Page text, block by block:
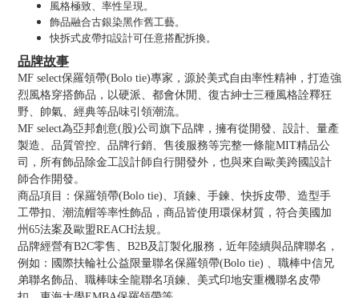
風格極致、率性呈現。
飾品融合古銀染黑作舊工藝。
快拆式皮帶扣設計可任意搭配拆換。
品牌故事
MF select保羅領帶(Bolo tie)專家，源於美式自由率性精神，打造強
烈風格穿搭飾品，以硬派、都會休閒、復古紳士三種風格詮釋狂
野、帥氣、經典等品味引領潮流。
MF select為亞邦創意(股)公司旗下品牌，擁有從開發、設計、量產
製造、品質管控、品牌行銷、售後服務等完整一條龍MIT精品公
司，所有飾品除金工設計師自行開發外，也與來自歐美跨國設計
師合作開發。
商品項目：保羅領帶(Bolo tie)、項鍊、手鍊、快拆皮帶、造型手
工帶扣、潮流帽等率性飾品，商品皆使用環保材質，符合美國加
州65法案及歐盟REACH法規。
品牌經營有B2C零售、B2B及訂製化服務，近年陸續與品牌聯名，
例如：國際扶輪社公益限量聯名保羅領帶(Bolo tie) 、職棒中信兄
弟聯名飾品、職棒味全龍聯名項鍊、美式印地安重機聯名皮帶